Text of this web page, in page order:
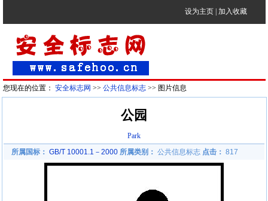
设为主页 加入收藏
您现在的位置： 安全标志网 >> 公共信息标志>> 图片信息
公园
Park
所属国标： GB/T 10001.1－2000 所属类别： 公共信息标志 点击： 817